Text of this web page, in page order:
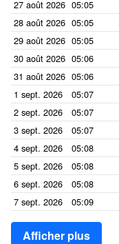
27 août 2026 05:05
28 août 2026 05:05
29 août 2026 05:05
30 août 2026 05:06
31 août 2026 05:06
1 sept. 2026
05:07
2 sept. 2026
05:07
3 sept. 2026
05:07
4 sept. 2026
05:08
5 sept. 2026
05:08
6 sept. 2026
05:08
7 sept. 2026
05:09
Afficher plus